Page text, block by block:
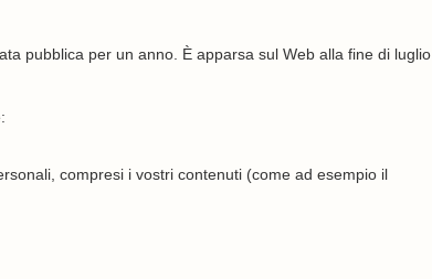
pubblica per un anno. È apparsa sul Web alla fine di luglio
compresi i vostri contenuti (come ad esempio il